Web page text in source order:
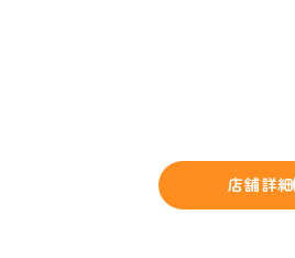
店舗詳細